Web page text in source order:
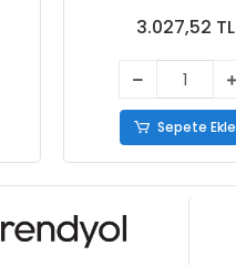
3.027,52 TL
Sepete Ekle